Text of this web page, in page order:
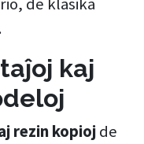
kaj
rezin kopiojde